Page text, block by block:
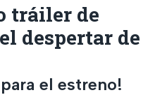
tráiler de
despertar de
el estreno!